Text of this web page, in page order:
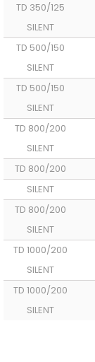
TD 350/125
SILENT
TD 500/150
SILENT
TD 500/150
SILENT
TD 800/200
SILENT
TD 800/200
SILENT
TD 800/200
SILENT
TD 1000/200
SILENT
TD 1000/200
SILENT